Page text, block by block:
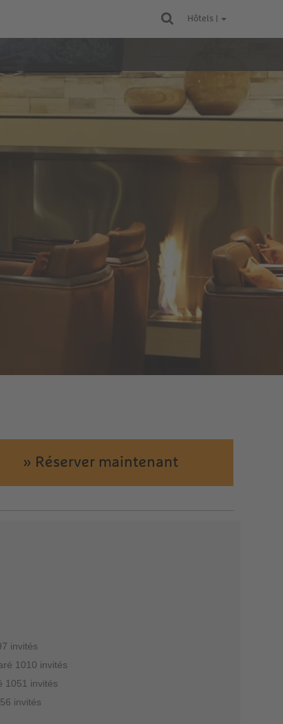
Hôtels |
» Réserver maintenant
invités
1010 invités
1051 invités
invités